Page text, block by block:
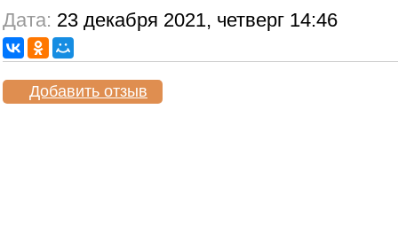
Дата: 23 декабря 2021, четверг 14:46
Добавить отзыв